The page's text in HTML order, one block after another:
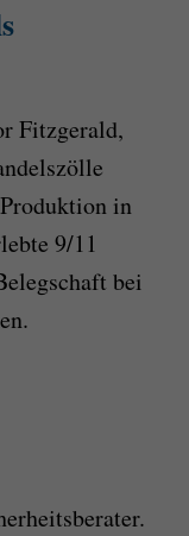
Fitzgerald,
in
9/11
bei